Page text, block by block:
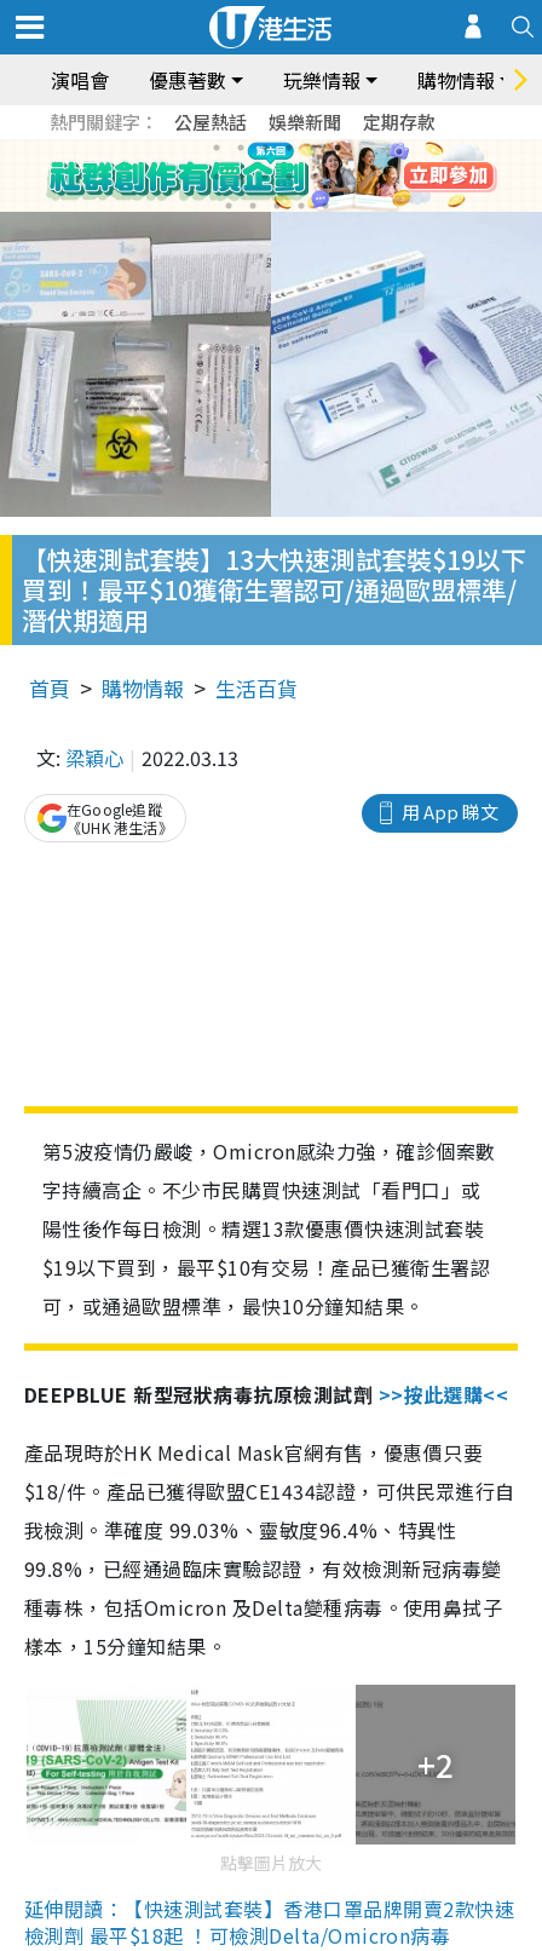
演唱會 優惠著數 玩樂情報 購物情報
熱門關鍵字： 公屋熱話 娛樂新聞 定期存款
【快速測試套裝】13大快速測試套裝$19以下
買到！最平$10獲衛生署認可/通過歐盟標準/
潛伏期適用
首頁 購物情報 生活百貨
文: 梁穎心 2022.03.13
用 App 睇文
在Google追蹤
《UHK 港生活》
第5波疫情仍嚴峻，Omicron感染力強，確診個案數
字持續高企。不少市民購買快速測試「看門口」或
陽性後作每日檢測。精選13款優惠價快速測試套裝
$19以下買到，最平$10有交易！產品已獲衛生署認
可，或通過歐盟標準，最快10分鐘知結果。
DEEPBLUE 新型冠狀病毒抗原檢測試劑 >>按此選購<<
產品現時於HK Medical Mask官網有售，優惠價只要
$18/件。產品已獲得歐盟CE1434認證，可供民眾進行自
我檢測。準確度 99.03%、靈敏度96.4%、特異性
99.8%，已經通過臨床實驗認證，有效檢測新冠病毒變
種毒株，包括Omicron 及Delta變種病毒。使用鼻拭子
樣本，15分鐘知結果。
+2
點擊圖片放大
延伸閱讀：【快速測試套裝】香港口罩品牌開賣2款快速
檢測劑 最平$18起 ！可檢測Delta/Omicron病毒